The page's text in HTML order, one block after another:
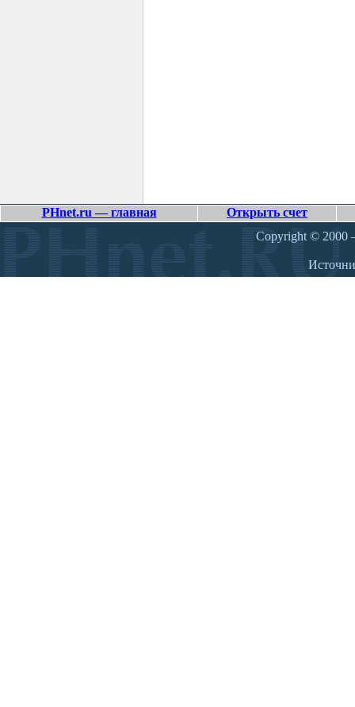
PHnet.ru — главная
Открыть счет
Copyright © 2000